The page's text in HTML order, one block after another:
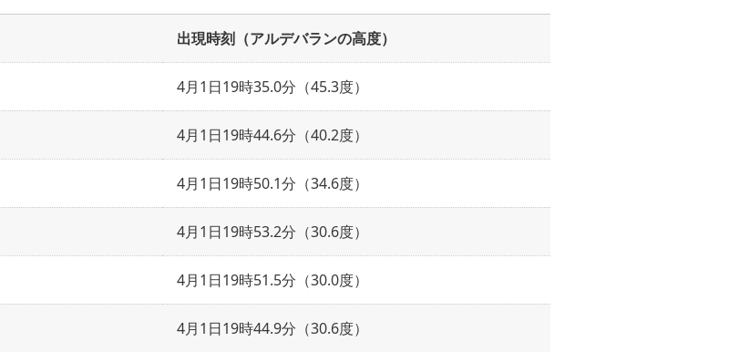
出現時刻（アルデバランの高度）
4月1日19時35.0分（45.3度）
4月1日19時44.6分（40.2度）
4月1日19時50.1分（34.6度）
4月1日19時53.2分（30.6度）
4月1日19時51.5分（30.0度）
4月1日19時44.9分（30.6度）